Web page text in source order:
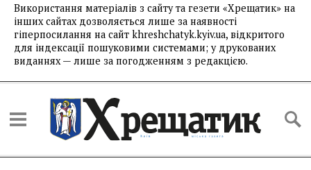
Використання матеріалів з сайту та гезети «Хрещатик» на
інших сайтах дозволяється лише за наявності
гіперпосилання на сайт khreshchatyk.kyiv.ua, відкритого
для індексації пошуковими системами; у друкованих
виданнях — лише за погодженням з редакцією.